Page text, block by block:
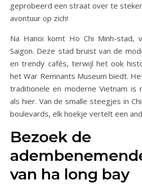
geprobeerd een straat over te
avontuur op zich!
Na Hanoi komt Ho Chi Minh-stad,
Saigon. Deze stad bruist van de
en trendy cafés, terwijl het ook
het War Remnants Museum biedt.
traditionele en moderne Vietnam is
als hier. Van de smalle steegjes in
boulevards, elk hoekje vertelt een
Bezoek de
van ha long bay